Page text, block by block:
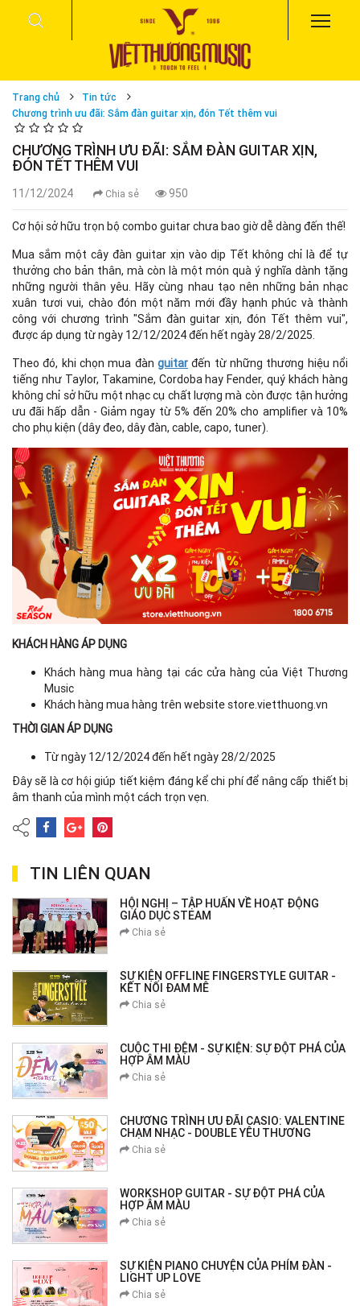
Trang chủ
Tin tức
Chương trình ưu đãi: Sắm đàn guitar xịn, đón Tết thêm vui
CHƯƠNG TRÌNH ƯU ĐÃI: SẮM ĐÀN GUITAR XỊN,
ĐÓN TẾT THÊM VUI
11/12/2024 Chia sẻ 950
Cơ hội sở hữu trọn bộ combo guitar chưa bao giờ dễ dàng đến thế!
Mua sắm một cây đàn guitar xịn vào dịp Tết không chỉ là để tự
thưởng cho bản thân, mà còn là một món quà ý nghĩa dành tặng
những người thân yêu. Hãy cùng nhau tạo nên những bản nhạc
xuân tươi vui, chào đón một năm mới đầy hạnh phúc và thành
công với chương trình "Sắm đàn guitar xịn, đón Tết thêm vui",
được áp dụng từ ngày 12/12/2024 đến hết ngày 28/2/2025.
Theo đó, khi chọn mua đàn guitar đến từ những thương hiệu nổi
tiếng như Taylor, Takamine, Cordoba hay Fender, quý khách hàng
không chỉ sở hữu một nhạc cụ chất lượng mà còn được tận hưởng
ưu đãi hấp dẫn - Giảm ngay từ 5% đến 20% cho amplifier và 10%
cho phụ kiện (dây đeo, dây đàn, cable, capo, tuner).
KHÁCH HÀNG ÁP DỤNG
Khách hàng mua hàng tại các cửa hàng của Việt Thương
Music
Khách hàng mua hàng trên website store.vietthuong.vn
THỜI GIAN ÁP DỤNG
Từ ngày 12/12/2024 đến hết ngày 28/2/2025
Đây sẽ là cơ hội giúp tiết kiệm đáng kể chi phí để nâng cấp thiết bị
âm thanh của mình một cách trọn vẹn.
TIN LIÊN QUAN
HỘI NGHỊ – TẬP HUẤN VỀ HOẠT ĐỘNG
GIÁO DỤC STEAM
Chia sẻ
SỰ KIỆN OFFLINE FINGERSTYLE GUITAR -
KẾT NỐI ĐAM MÊ
Chia sẻ
CUỘC THI ĐỆM - SỰ KIỆN: SỰ ĐỘT PHÁ CỦA
HỢP ÂM MÀU
Chia sẻ
CHƯƠNG TRÌNH ƯU ĐÃI CASIO: VALENTINE
CHẠM NHẠC - DOUBLE YÊU THƯƠNG
Chia sẻ
WORKSHOP GUITAR - SỰ ĐỘT PHÁ CỦA
HỢP ÂM MÀU
Chia sẻ
SỰ KIỆN PIANO CHUYỆN CỦA PHÍM ĐÀN -
LIGHT UP LOVE
Chia sẻ